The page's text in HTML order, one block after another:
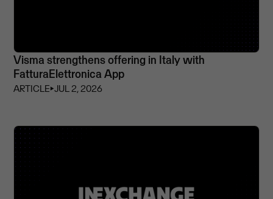
Visma strengthens offering in Italy with
FatturaElettronica App
ARTICLE⏵JUL 2, 2026